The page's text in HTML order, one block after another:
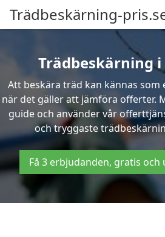
Trädbeskärning-
Trädbeskärning
Att beskära träd kan kännas som
när det gäller att jämföra offerter.
guide och använder vår
och tryggaste
Få 3 erbjudanden, gratis